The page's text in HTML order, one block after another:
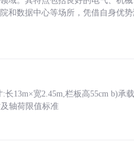
和数据中心等场所，凭借自身优
13m×宽2.45m,栏板高55cm b)承
轴荷限值标准